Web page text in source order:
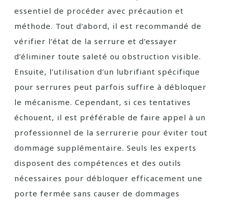
essentiel de procéder avec précaution et
méthode. Tout d’abord, il est recommandé de
vérifier l’état de la serrure et d’essayer
d’éliminer toute saleté ou obstruction visible.
Ensuite, l’utilisation d’un lubrifiant spécifique
pour serrures peut parfois suffire à débloquer
le mécanisme. Cependant, si ces tentatives
échouent, il est préférable de faire appel à un
professionnel de la serrurerie pour éviter tout
dommage supplémentaire. Seuls les experts
disposent des compétences et des outils
nécessaires pour débloquer efficacement une
porte fermée sans causer de dommages